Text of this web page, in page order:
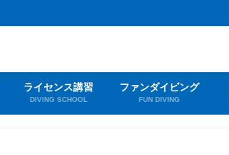
ライセンス講習
DIVING SCHOOL
ファンダイビング
FUN DIVING